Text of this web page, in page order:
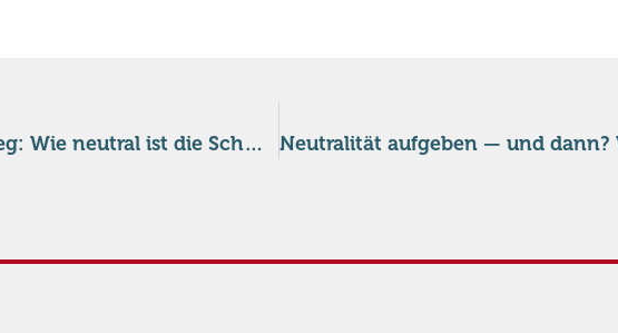
Drohnen aus der Schweiz im Ukraine-Krieg: Wie neutral ist die Schweiz noch?